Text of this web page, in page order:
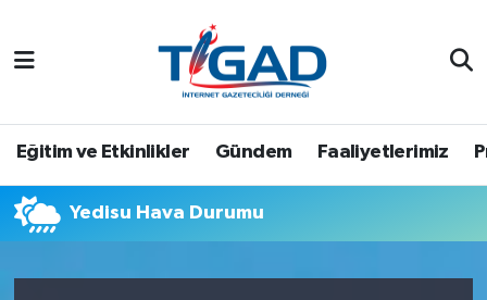
Eğitim ve Etkinlikler Gündem Faaliyetlerimiz
Yedisu Hava Durumu
Nöbetçi Eczaneler